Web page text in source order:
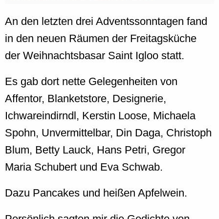
An den letzten drei Adventssonntagen fand
in den neuen Räumen der Freitagsküche
der Weihnachtsbasar Saint Igloo statt.
Es gab dort nette Gelegenheiten von
Affentor, Blanketstore, Designerie,
Ichwareindirndl, Kerstin Loose, Michaela
Spohn, Unvermittelbar, Din Daga, Christoph
Blum, Betty Lauck, Hans Petri, Gregor
Maria Schubert und Eva Schwab.
Dazu Pancakes und heißen Apfelwein.